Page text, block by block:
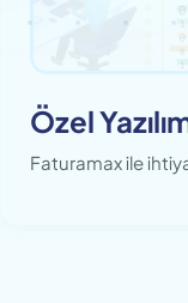
Özel
Faturamax ile